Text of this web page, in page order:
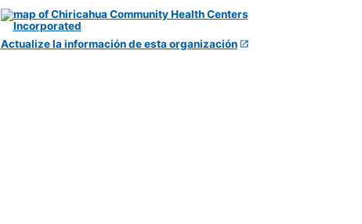
Actualize la información de esta organización